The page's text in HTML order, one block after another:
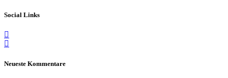
Social Links
Neueste Kommentare